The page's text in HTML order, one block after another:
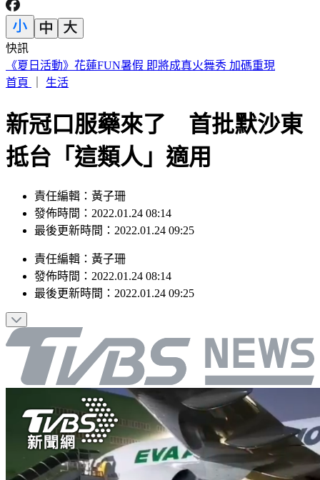
快訊
疲勞提不起勁是警訊！醫揭「半憂鬱」危機 這樣吃睡才能好
首頁
生活
新冠口服藥來了 首批默沙東
抵台「這類人」適用
責任編輯：黃子珊
發佈時間：2022.01.24 08:14
最後更新時間：2022.01.24 09:25
責任編輯 ： 黃子珊
發佈時間： 2022.01.24 08:14
最後更新時間： 2022.01.24 09:25